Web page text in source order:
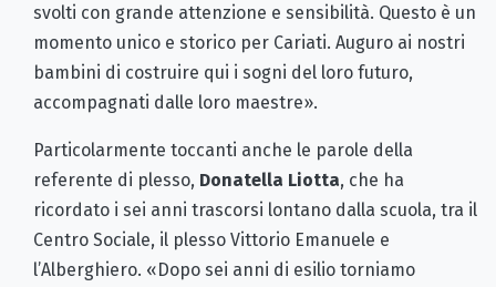
svolti con grande attenzione e sensibilità. Questo è un
momento unico e storico per Cariati. Auguro ai nostri
bambini di costruire qui i sogni del loro futuro,
accompagnati dalle loro maestre».
Particolarmente toccanti anche le parole della
referente di plesso, Donatella Liotta, che ha
ricordato i sei anni trascorsi lontano dalla scuola, tra il
Centro Sociale, il plesso Vittorio Emanuele e
l’Alberghiero. «Dopo sei anni di esilio torniamo